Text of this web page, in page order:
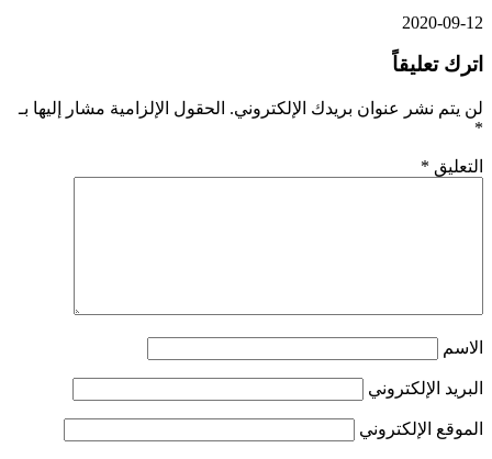
2020-09-12
اترك تعليقاً
لن يتم نشر عنوان بريدك الإلكتروني. الحقول الإلزامية مشار إليها بـ
*
التعليق *
الاسم
البريد الإلكتروني
الموقع الإلكتروني